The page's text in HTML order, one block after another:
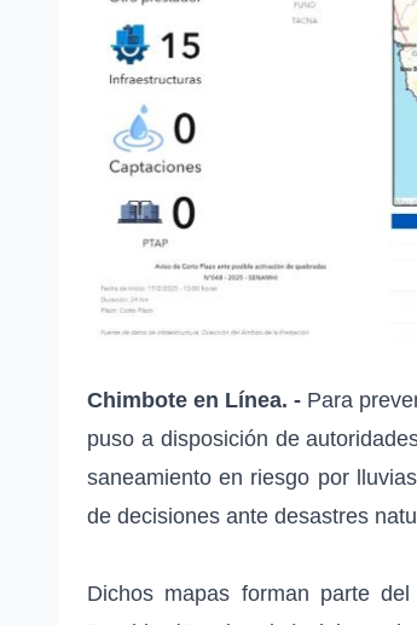
Chimbote en Línea. - Para
puso a disposición de
saneamiento en riesgo por
de decisiones ante desastres
Dichos mapas forman parte